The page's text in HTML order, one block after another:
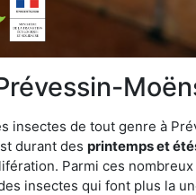
insectes de tout genre à
durant des printemps et
Parmi ces
insectes qui font plus la